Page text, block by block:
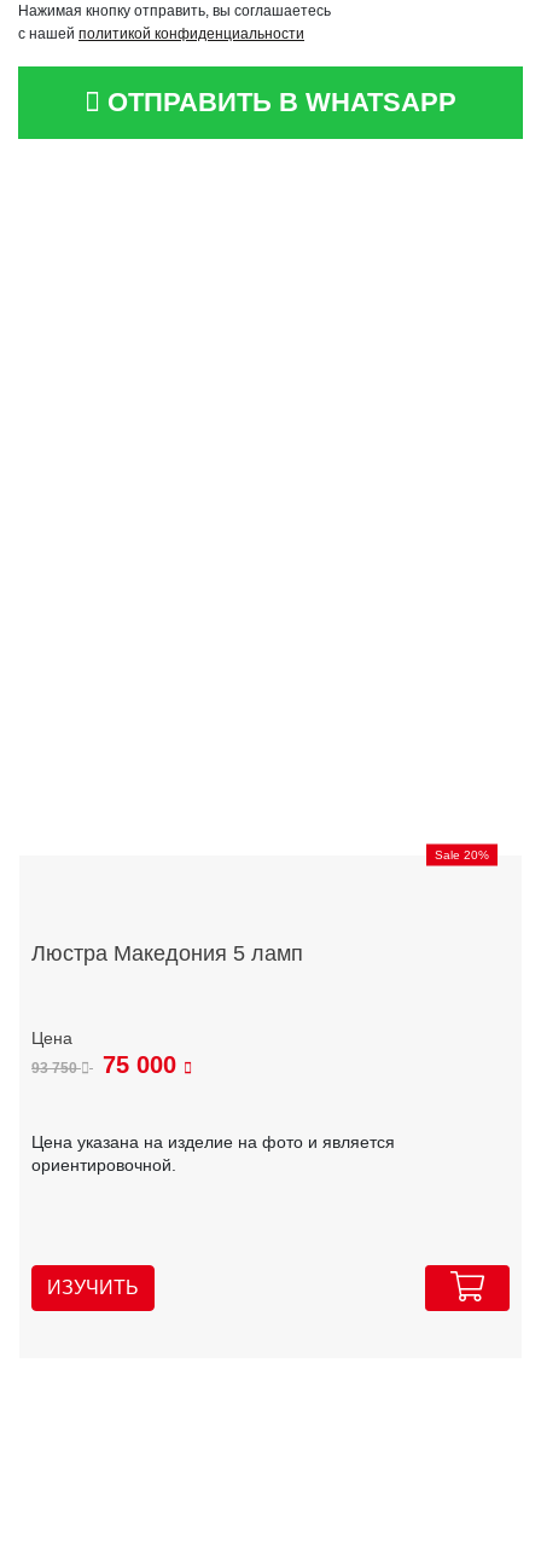
Нажимая кнопку отправить, вы соглашаетесь
с нашей политикой конфиденциальности
ОТПРАВИТЬ В WHATSAPP
Sale 20%
Люстра Македония 5 ламп
93 750 75 000
Цена указана на изделие на фото и является
ориентировочной.
ИЗУЧИТЬ